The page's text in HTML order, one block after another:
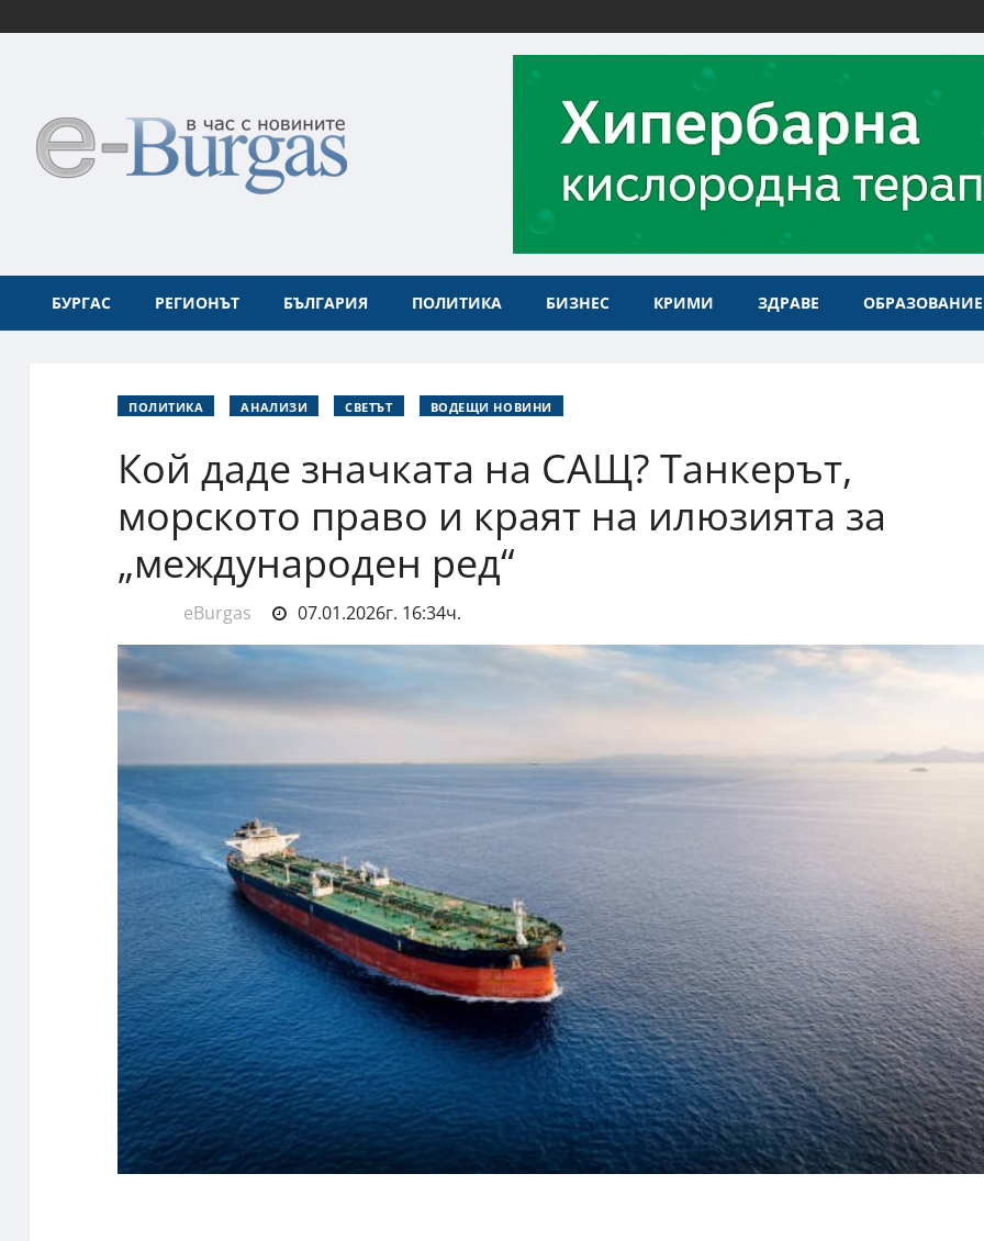
БУРГАС РЕГИОНЪТ БЪЛГАРИЯ ПОЛИТИКА БИЗНЕС КРИМИ ЗДРАВЕ ОБРАЗОВАНИЕ
ПОЛИТИКА АНАЛИЗИ СВЕТЪТ ВОДЕЩИ НОВИНИ
Кой даде значката на САЩ? Танкерът,
морското право и краят на илюзията за
„международен ред“
eBurgas 07.01.2026г. 16:34ч.